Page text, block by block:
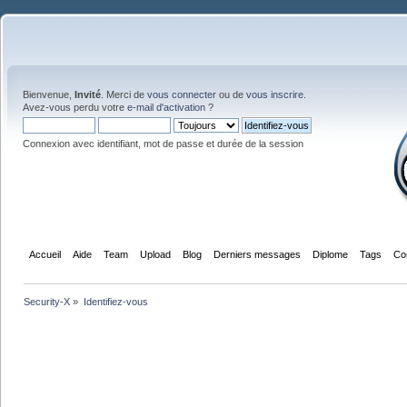
Bienvenue, Invité . Merci de vous connecter ou de vous inscrire
Avez-vous perdu votre e-mail d'activation ?
Connexion avec identifiant, mot de passe et durée de la session
Accueil Aide Team Upload Blog Derniers messages Diplome Tags
Security-X » Identifiez-vous